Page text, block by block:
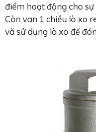
điểm hoạt động cho
Còn van 1 chiều lò xo
và sử dụng lò xo để